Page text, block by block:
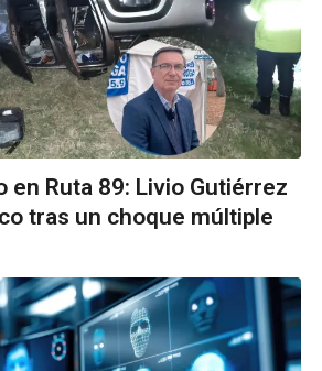
en Ruta 89: Livio Gutiérrez
tras un choque múltiple